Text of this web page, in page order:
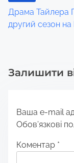
Драма Тайлера
другий сезон на
Залишити
Ваша e-mail
Обов’язкові
Коментар *